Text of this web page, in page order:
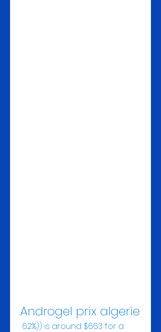
Androgel prix algerie